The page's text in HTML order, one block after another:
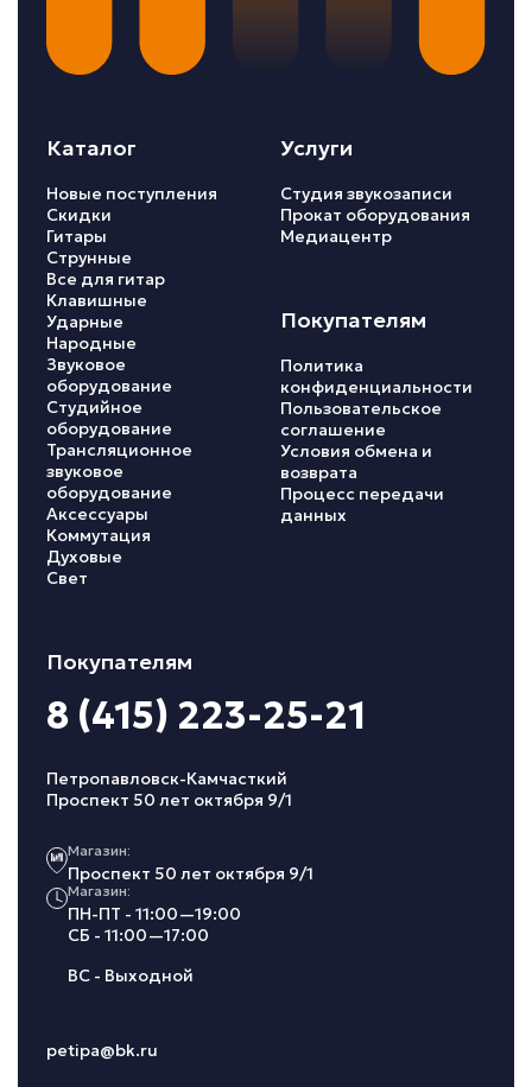
Каталог
Новые поступления
Скидки
Гитары
Струнные
Все для гитар
Клавишные
Ударные
Народные
Звуковое
оборудование
Студийное
оборудование
Трансляционное
звуковое
оборудование
Аксессуары
Коммутация
Духовые
Свет
Услуги
Студия звукозаписи
Прокат оборудования
Медиацентр
Покупателям
Политика
конфиденциальности
Пользовательское
соглашение
Условия обмена и
возврата
Процесс передачи
данных
Покупателям
8 (415) 223-25-21
Петропавловск-Камчасткий
Проспект 50 лет октября 9/1
Магазин:
Проспект 50 лет октября 9/1
Магазин:
ПН-ПТ - 11:00—19:00
СБ - 11:00—17:00
ВС - Выходной
petipa@bk.ru